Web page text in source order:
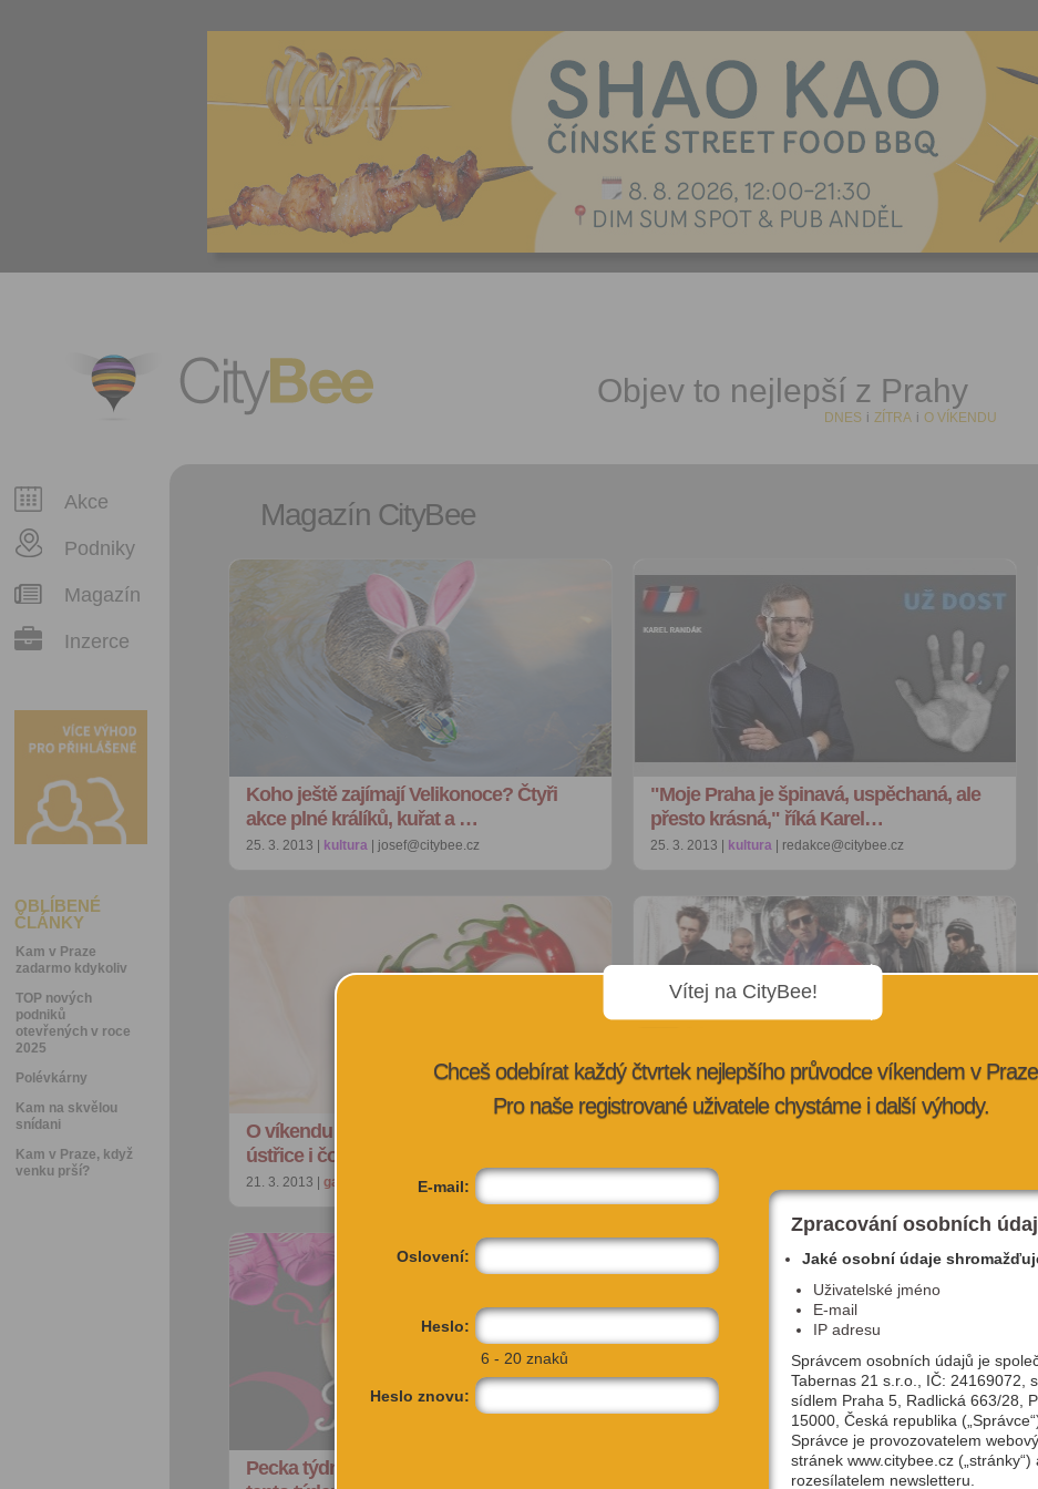
CityBee Objev to nejlepší z Prahy
DNES i ZÍTRA i O VÍKENDU
Akce
Podniky
Magazín
Inzerce
OBLÍBENÉ
ČLÁNKY
Kam v Praze
zadarmo kdykoliv
TOP nových
podniků
otevřených v roce
2025
Polévkárny
Kam na skvělou
snídani
Kam v Praze, když
venku prší?
Magazín CityBee
Koho ještě zajímají Velikonoce? Čtyři
akce plné králíků, kuřat a …
25. 3. 2013 | kultura | josef@citybee.cz
"Moje Praha je špinavá, uspěchaná, ale
přesto krásná," říká Karel…
25. 3. 2013 | kultura | redakce@citybee.cz
O víkendu můžete požírat reklamy, chilli,
ústřice i čokoládu!
21. 3. 2013 | gastro | redakce@citybee.cz 20. 3. 2013 |
Pecka týdne: Šest módních akcí, které
DOX vystavuje umělce, který boří, oživuje
Vítej na CityBee!
Chceš odebírat každý čtvrtek nejlepšího průvodce víkendem v
Pro naše registrované uživatele chystáme i další výhody.
E-mail:
Oslovení:
Heslo:
6 - 20 znaků
Heslo znovu:
Zpracování osobních
Jaké osobní údaje
Uživatelské jméno
E-mail
IP adresu
Správcem osobních údajů je
Tabernas 21 s.r.o., IČ: 24169072,
sídlem Praha 5, Radlická 663/28,
15000, Česká republika
Správce je provozovatelem
stránek www.citybee.cz („stránky“)
rozesílatelem newsletteru.